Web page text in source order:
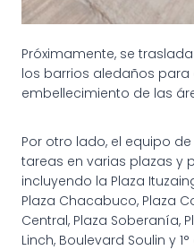
Próximamente, se
los barrios aledaños
embellecimiento de las
Por otro lado, el equipo
tareas en varias plazas y
incluyendo la Plaza
Plaza Chacabuco, Plaza
Central, Plaza Soberanía,
Linch, Boulevard Soulin y